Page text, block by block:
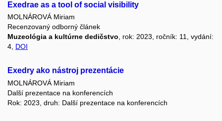
Exedrae as a tool of social visibility
MOLNÁROVÁ Miriam
Recenzovaný odborný článek
Muzeológia a kultúrne dedičstvo, rok: 2023, ročník: 11, vydání:
4, DOI
Exedry ako nástroj prezentácie
MOLNÁROVÁ Miriam
Další prezentace na konferencích
Rok: 2023, druh: Další prezentace na konferencích